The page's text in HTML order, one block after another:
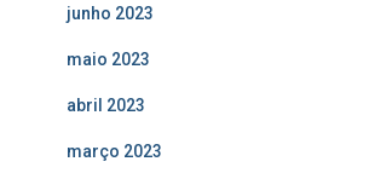
junho 2023
maio 2023
abril 2023
março 2023